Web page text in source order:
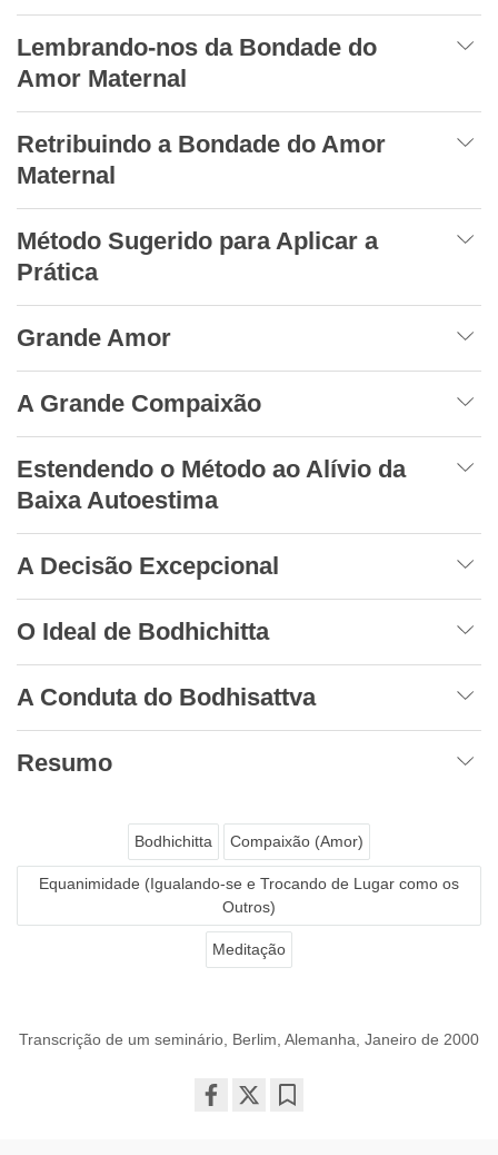
Lembrando-nos da Bondade do
Amor Maternal
Retribuindo a Bondade do Amor
Maternal
Método Sugerido para Aplicar a
Prática
Grande Amor
A Grande Compaixão
Estendendo o Método ao Alívio da
Baixa Autoestima
A Decisão Excepcional
O Ideal de Bodhichitta
A Conduta do Bodhisattva
Resumo
Bodhichitta Compaixão (Amor)
Equanimidade (Igualando-se e Trocando de Lugar como os
Outros)
Meditação
Transcrição de um seminário, Berlim, Alemanha, Janeiro de 2000